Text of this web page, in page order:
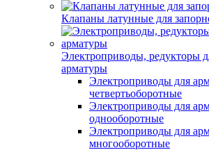
Клапаны латунные для
Электроприводы, редукторы
арматуры
Электроприводы для
четвертьоборотные
Электроприводы для
однооборотные
Электроприводы для
многооборотные